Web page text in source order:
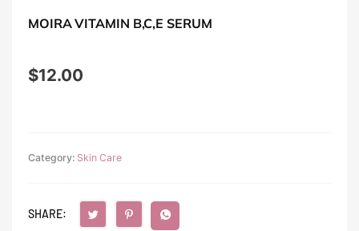
MOIRA VITAMIN B,C,E SERUM
$12.00
Category: Skin Care
SHARE: